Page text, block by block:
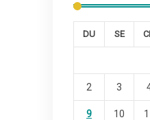
DU SE
2 3
9 10